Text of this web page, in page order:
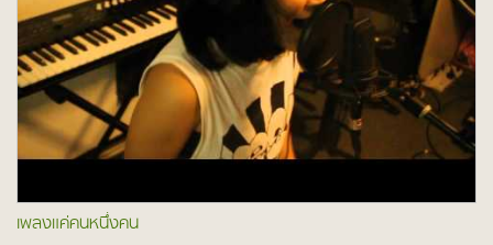
เพลงแค่คนหนึ่งคน